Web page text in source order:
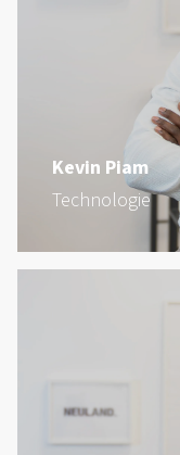
Kevin Piam
Technologie